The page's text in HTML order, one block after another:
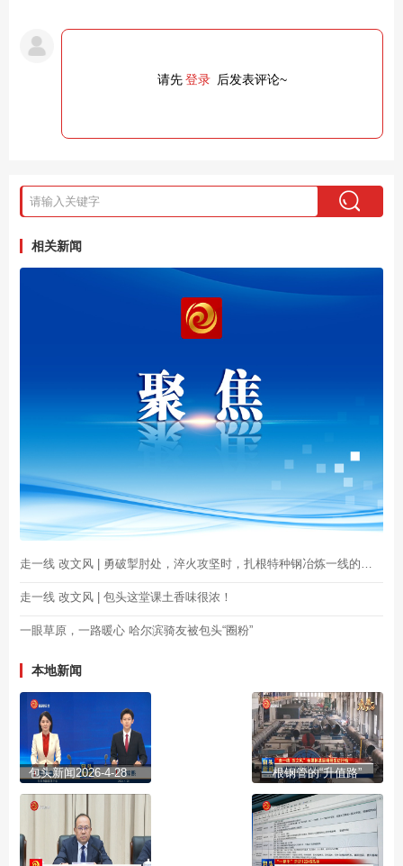
请先登录 后发表评论~
相关新闻
走一线 改文风 | 包头这堂课土香味很浓！
一眼草原，一路暖心 哈尔滨骑友被包头“圈粉”
本地新闻
包头新闻2026-4-28 一根钢管的“升值路”